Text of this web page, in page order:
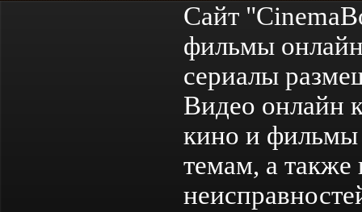
Сайт
фильмы
сериалы
Видео онлайн
кино и
темам, а